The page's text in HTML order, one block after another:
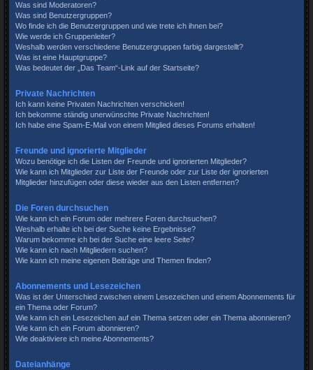
Was sind Moderatoren?
Was sind Benutzergruppen?
Wo finde ich die Benutzergruppen und wie trete ich ihnen bei?
Wie werde ich Gruppenleiter?
Weshalb werden verschiedene Benutzergruppen farbig dargestellt?
Was ist eine Hauptgruppe?
Was bedeutet der „Das Team“-Link auf der Startseite?
Private Nachrichten
Ich kann keine Privaten Nachrichten verschicken!
Ich bekomme ständig unerwünschte Private Nachrichten!
Ich habe eine Spam-E-Mail von einem Mitglied dieses Forums erhalten!
Freunde und ignorierte Mitglieder
Wozu benötige ich die Listen der Freunde und ignorierten Mitglieder?
Wie kann ich Mitglieder zur Liste der Freunde oder zur Liste der ignorierten
Mitglieder hinzufügen oder diese wieder aus den Listen entfernen?
Die Foren durchsuchen
Wie kann ich ein Forum oder mehrere Foren durchsuchen?
Weshalb erhalte ich bei der Suche keine Ergebnisse?
Warum bekomme ich bei der Suche eine leere Seite?
Wie kann ich nach Mitgliedern suchen?
Wie kann ich meine eigenen Beiträge und Themen finden?
Abonnements und Lesezeichen
Was ist der Unterschied zwischen einem Lesezeichen und einem Abonnements für
ein Thema oder Forum?
Wie kann ich ein Lesezeichen auf ein Thema setzen oder ein Thema abonnieren?
Wie kann ich ein Forum abonnieren?
Wie deaktiviere ich meine Abonnements?
Dateianhänge